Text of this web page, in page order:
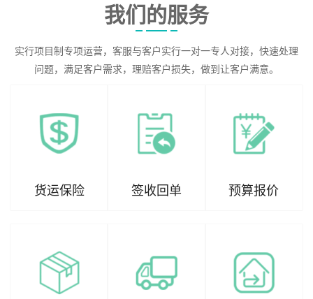
我们的服务
实行项目制专项运营，客服与客户实行一对一专人对接，快速处理
问题，满足客户需求，理赔客户损失，做到让客户满意。
货运保险 签收回单 预算报价